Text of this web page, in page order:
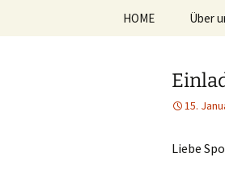
HOME Über
15.
Liebe